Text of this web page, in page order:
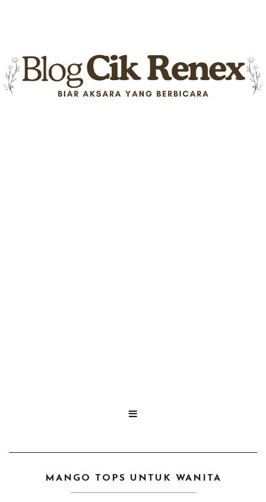

MANGO TOPS UNTUK WANITA